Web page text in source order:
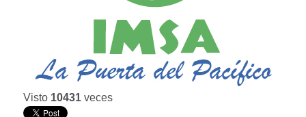
Visto 10431 veces